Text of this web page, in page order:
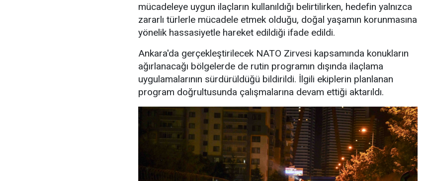
mücadeleye uygun ilaçların kullanıldığı belirtilirken, hedefin yalnızca
zararlı türlerle mücadele etmek olduğu, doğal yaşamın korunmasına
yönelik hassasiyetle hareket edildiği ifade edildi.
Ankara'da gerçekleştirilecek NATO Zirvesi kapsamında konukların
ağırlanacağı bölgelerde de rutin programın dışında ilaçlama
uygulamalarının sürdürüldüğü bildirildi. İlgili ekiplerin planlanan
program doğrultusunda çalışmalarına devam ettiği aktarıldı.